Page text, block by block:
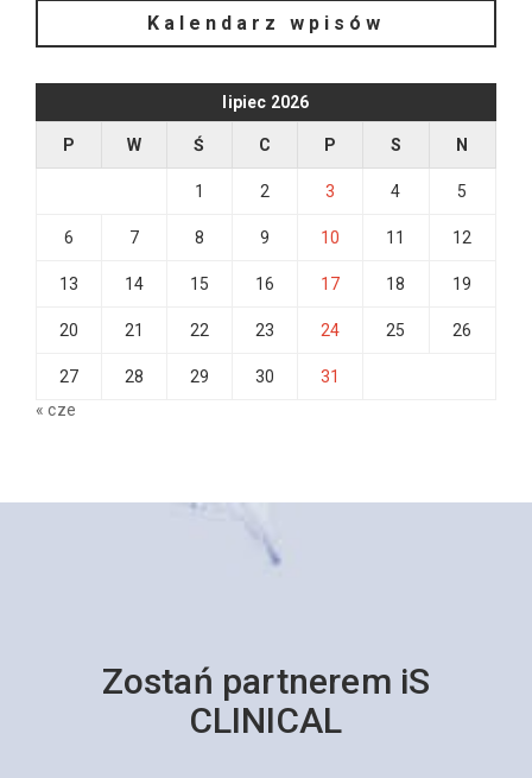
Kalendarz wpisów
lipiec 2026
P W Ś C P S N
1 2 3 4 5
6 7 8 9 10 11 12
13 14 15 16 17 18 19
20 21 22 23 24 25 26
27 28 29 30
31
« cze
Zostań partnerem iS
CLINICAL